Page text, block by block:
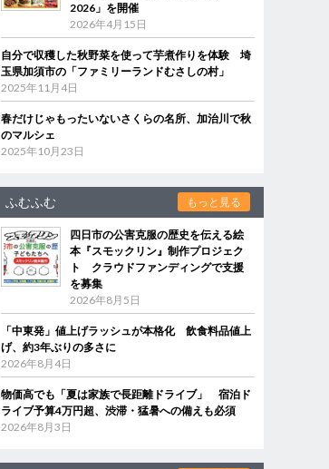
2026」を開催
2026年4月15日
自分で収穫した秋野菜を使って芋煮作りを体験 埼
玉県加須市の「ファミリーランドむさしの村」
2025年11月4日
春だけじゃもったいないさくらの名所、加治川で秋
のマルシェ
2025年10月23日
ふむふむ もっと見る
四日市の公害克服の歴史を伝える絵
本『スモックリン』制作プロジェク
ト クラウドファンディングで支援
を募集
2026年8月5日
「中東発」値上げラッシュが本格化 飲食料品値上
げ、約3年ぶりの多さに
2026年8月4日
物価高でも「夏は家族で長距離ドライブ」 宿泊ド
ライブ予算4万円超、渋滞・猛暑への備えも必須
2026年8月3日